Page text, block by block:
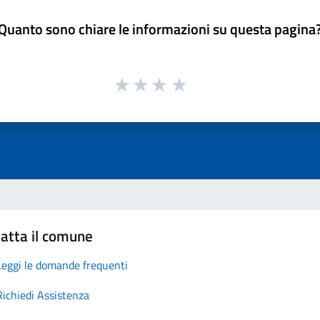
sono chiare le informazioni su questa
il comune
le domande frequenti
Assistenza